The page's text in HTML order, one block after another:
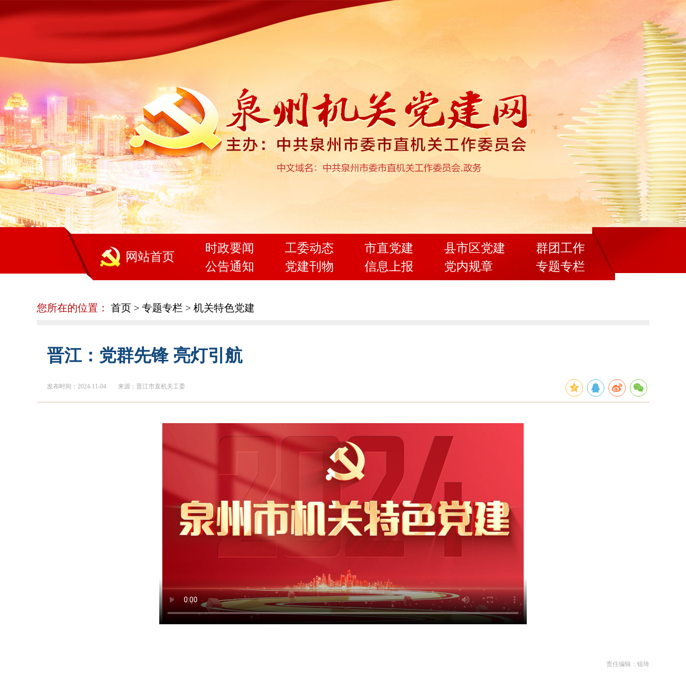
网站首页
时政要闻
公告通知
工委动态
党建刊物
市直党建
信息上报
县市区党建
党内规章
群团工作
专题专栏
您所在的位置： 首页 > 专题专栏 > 机关特色党建
晋江：党群先锋 亮灯引航
发布时间：2024-11-04 来源：晋江市直机关工委
责任编辑：钮琦